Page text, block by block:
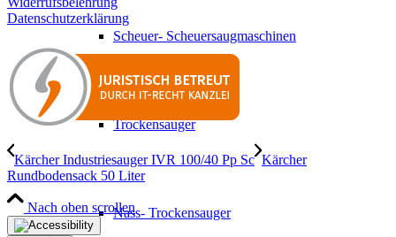
Scheuer- Scheuersaugmaschinen
Trockensauger
Nass- Trockensauger
Datenschutzerklärung
Kärcher Industriesauger IVR 100/40 Pp Sc Kärcher
Rundbodensack 50 Liter
Nach oben scrollen